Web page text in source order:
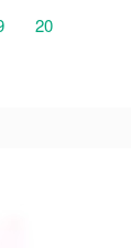
20